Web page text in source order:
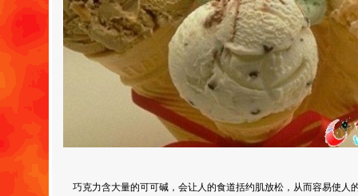
巧克力含大量的可可碱，会让人的食道括约肌放松，从而容易使人